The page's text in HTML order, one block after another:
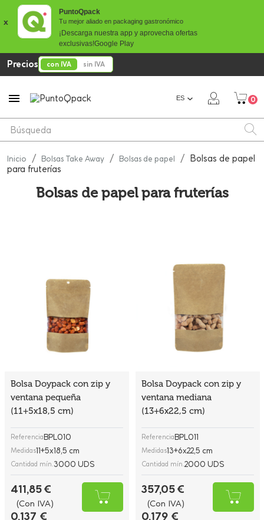
x
PuntoQpack
Tu mejor aliado en packaging gastronómico
¡Descarga nuestra app y aprovecha ofertas
exclusivas!Google Play
Precios con IVA sin IVA
 ES 0
Inicio Bolsas Take Away Bolsas de papel
Bolsas de papel
para fruterías
Bolsas de papel para fruterías
Bolsa Doypack con zip y
ventana pequeña
(11+5x18,5 cm)
ReferenciaBPL010
Medidas11+5x18,5 cm
Cantidad mín.3000 UDS
411,85 €
(Con IVA)
0,137 €
Bolsa Doypack con zip y
ventana mediana
(13+6x22,5 cm)
ReferenciaBPL011
Medidas13+6x22,5 cm
Cantidad mín.2000 UDS
357,05 €
(Con IVA)
0,179 €